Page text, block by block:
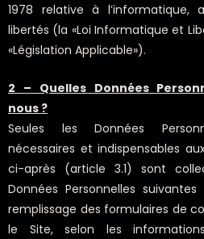
1978 relative à l’informatique,
libertés (la «Loi Informatique et
«Législation Applicable»).
2 – Quelles Données
nous ?
Seules les Données
nécessaires et indispensables
ci-après (article 3.1) sont
Données Personnelles
remplissage des formulaires de
le Site, selon les